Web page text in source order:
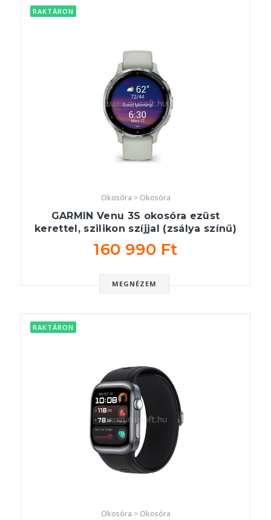
RAKTÁRON
Okosóra > Okosóra
GARMIN Venu 3S okosóra ezüst
kerettel, szilikon szíjjal (zsálya színű)
160 990 Ft
MEGNÉZEM
RAKTÁRON
Okosóra > Okosóra